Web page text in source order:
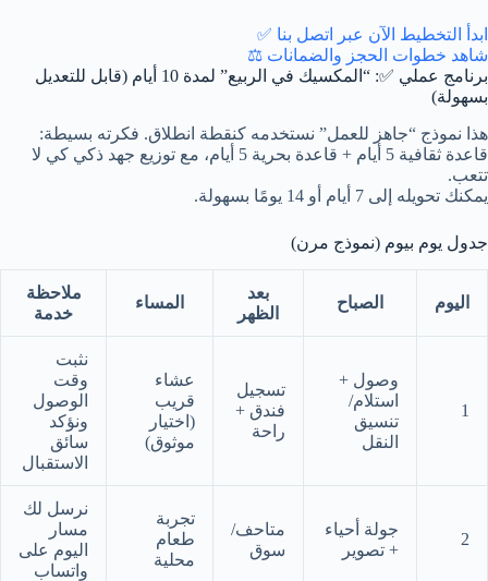
ابدأ التخطيط الآن عبر اتصل بنا ✅
شاهد خطوات الحجز والضمانات ⚖️
برنامج عملي ✅: “المكسيك في الربيع” لمدة 10 أيام (قابل للتعديل
بسهولة)
هذا نموذج “جاهز للعمل” نستخدمه كنقطة انطلاق. فكرته بسيطة:
قاعدة ثقافية 5 أيام + قاعدة بحرية 5 أيام، مع توزيع جهد ذكي كي لا
تتعب.
يمكنك تحويله إلى 7 أيام أو 14 يومًا بسهولة.
جدول يوم بيوم (نموذج مرن)
اليوم الصباح
بعد
الظهر
المساء
ملاحظة
خدمة
1
وصول +
استلام/
تنسيق
النقل
تسجيل
فندق +
راحة
عشاء
قريب
(اختيار
موثوق)
نثبت
وقت
الوصول
ونؤكد
سائق
الاستقبال
2
جولة أحياء
+ تصوير
متاحف/
سوق
تجربة
طعام
محلية
نرسل لك
مسار
اليوم على
واتساب